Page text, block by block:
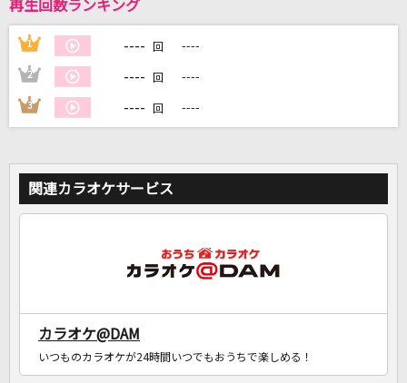
カラオケをもっと楽しもう！
家族や友達と一緒に！練習にも！
再生回数ランキング
1 ---- 回 ----
2 ---- 回 ----
3 ---- 回 ----
関連カラオケサービス
カラオケ@DAM
いつものカラオケが24時間いつでもおうちで楽しめる！